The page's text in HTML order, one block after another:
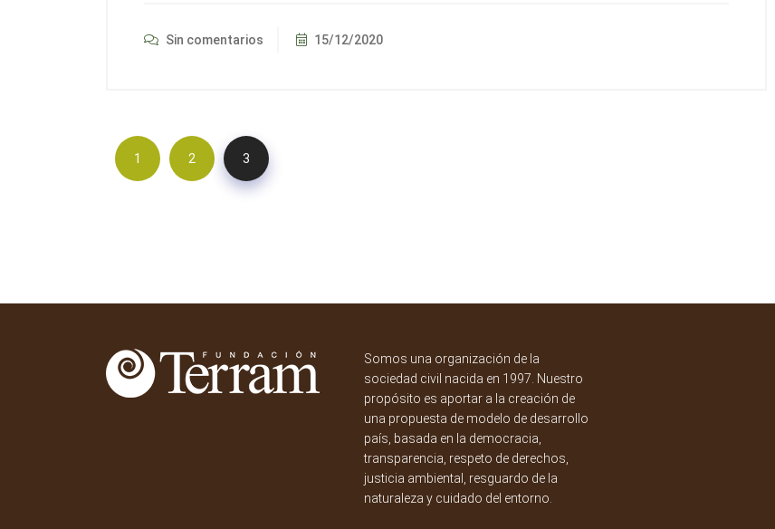
Sin comentarios 15/12/2020
1 2 3
Somos una organización de la
sociedad civil nacida en 1997. Nuestro
propósito es aportar a la creación de
una propuesta de modelo de desarrollo
país, basada en la democracia,
transparencia, respeto de derechos,
justicia ambiental, resguardo de la
naturaleza y cuidado del entorno.